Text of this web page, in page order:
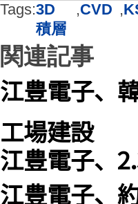
Tags:3D
積層
,CVD ,
関連記事
江豊電子、
工場建設
江豊電子、
江豊電子、